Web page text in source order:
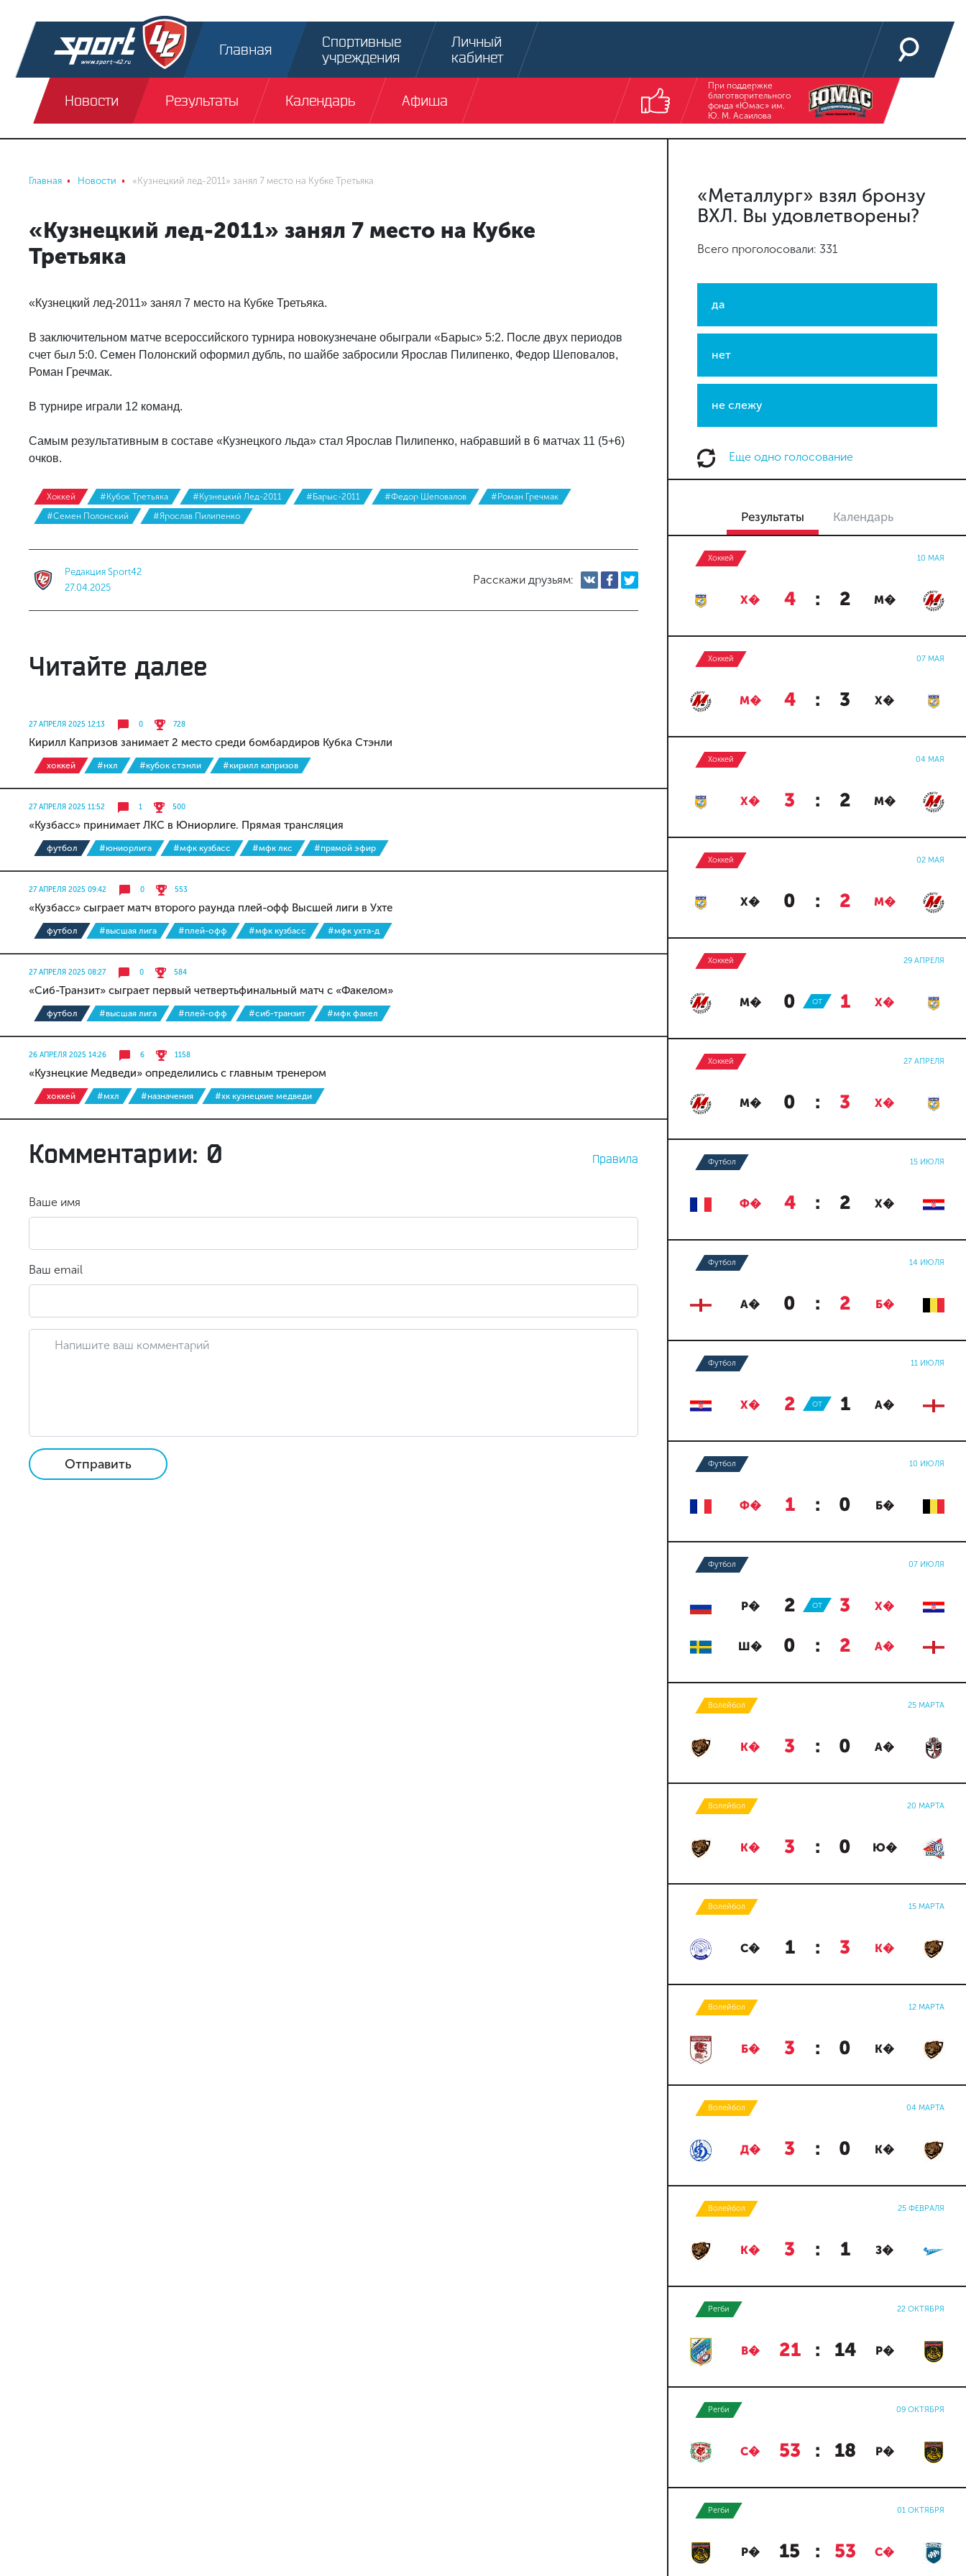
Главная
Спортивные
учреждения
Личный
кабинет
Новости Результаты Календарь Афиша
При поддержке
благотворительного
фонда «Юмас» им.
Ю. М. Асаилова
Главная Новости «Кузнецкий лед-2011» занял 7 место на Кубке Третьяка
«Кузнецкий лед-2011» занял 7 место на Кубке
Третьяка
«Кузнецкий лед-2011» занял 7 место на Кубке Третьяка.
В заключительном матче всероссийского турнира новокузнечане обыграли «Барыс» 5:2. После двух периодов
счет был 5:0. Семен Полонский оформил дубль, по шайбе забросили Ярослав Пилипенко, Федор Шеповалов,
Роман Гречмак.
В турнире играли 12 команд.
Самым результативным в составе «Кузнецкого льда» стал Ярослав Пилипенко, набравший в 6 матчах 11 (5+6)
очков.
Хоккей #Кубок Третьяка #Кузнецкий Лед-2011 #Барыс-2011 #Федор Шеповалов
#Роман Гречмак
#Семен Полонский
#Ярослав Пилипенко
Редакция Sport42
27.04.2025
Расскажи друзьям:
Читайте далее
27 АПРЕЛЯ 2025 12:13 0 728
Кирилл Капризов занимает 2 место среди бомбардиров Кубка Стэнли
хоккей #нхл #кубок стэнли #кирилл капризов
27 АПРЕЛЯ 2025 11:52 1 500
«Кузбасс» принимает ЛКС в Юниорлиге. Прямая трансляция
футбол #юниорлига #мфк кузбасс #мфк лкс #прямой эфир
27 АПРЕЛЯ 2025 09:42 0 553
«Кузбасс» сыграет матч второго раунда плей-офф Высшей лиги в Ухте
футбол #высшая лига #плей-офф #мфк кузбасс #мфк ухта-д
27 АПРЕЛЯ 2025 08:27 0 584
«Сиб-Транзит» сыграет первый четвертьфинальный матч с «Факелом»
футбол #высшая лига #плей-офф #сиб-транзит #мфк факел
26 АПРЕЛЯ 2025 14:26 6 1158
«Кузнецкие Медведи» определились с главным тренером
хоккей #мхл #назначения #хк кузнецкие медведи
Комментарии: 0 Правила
Ваше имя
Ваш email
Отправить
«Металлург» взял бронзу
ВХЛ. Вы удовлетворены?
Всего проголосовали: 331
да
нет
не слежу
Еще одно голосование
Результаты Календарь
Хоккей 10 МАЯ
Х� 4 : 2 М�
Хоккей 07 МАЯ
М� 4 : 3 Х�
Хоккей 04 МАЯ
Х� 3 : 2 М�
Хоккей 02 МАЯ
Х� 0 : 2 М�
Хоккей 29 АПРЕЛЯ
М� 0 : 1 Х�
ОТ
Хоккей 27 АПРЕЛЯ
М� 0 : 3 Х�
Футбол 15 ИЮЛЯ
Ф� 4 : 2 Х�
Футбол 14 ИЮЛЯ
А� 0 : 2 Б�
Футбол 11 ИЮЛЯ
Х� 2 : 1 А�
ОТ
Футбол 10 ИЮЛЯ
Ф� 1 : 0 Б�
Футбол 07 ИЮЛЯ
Р� 2 : 3 Х�
ОТ
Ш� 0 : 2 А�
Волейбол 25 МАРТА
К� 3 : 0 А�
Волейбол 20 МАРТА
К� 3 : 0 Ю�
Волейбол 15 МАРТА
С� 1 : 3 К�
Волейбол 12 МАРТА
Б� 3 : 0 К�
Волейбол 04 МАРТА
Д� 3 : 0 К�
Волейбол 25 ФЕВРАЛЯ
К� 3 : 1 З�
Регби 22 ОКТЯБРЯ
В� 21 : 14 Р�
Регби 09 ОКТЯБРЯ
С� 53 : 18 Р�
Регби 01 ОКТЯБРЯ
Р� 15 : 53 С�